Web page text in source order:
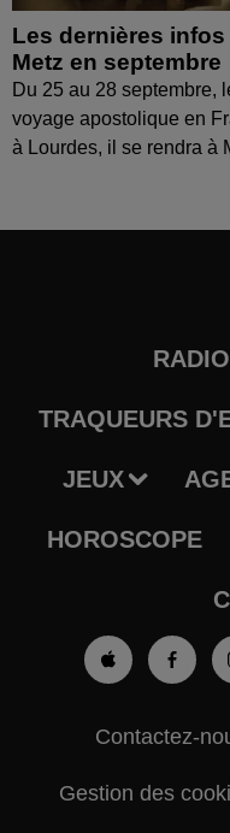
Les dernières
Metz en septembre
Du 25 au 28 septembre,
voyage apostolique en
à Lourdes, il se rendra à
RADIO
TRAQUEURS
JEUX
HOROSCOPE
Contactez-
Gestion des